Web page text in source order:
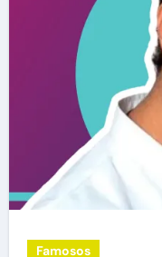
Famosos